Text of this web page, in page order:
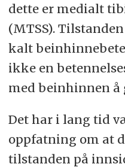
dette er medialt
(MTSS).
kalt
ikke en
med beinhinnen å
Det har i lang tid
oppfatning om at
tilstanden på